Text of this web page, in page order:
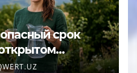
срок